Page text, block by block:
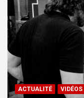
ACTUALITÉ